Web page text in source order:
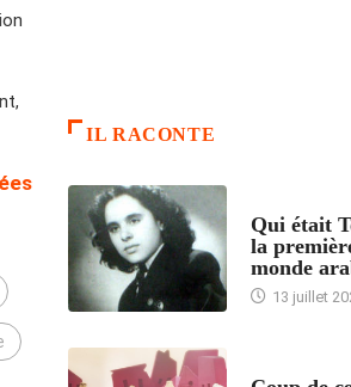
IL RACONTE
Qui était
la
monde
13 juillet